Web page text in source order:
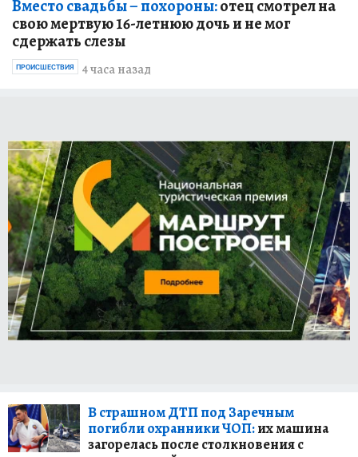
Вместо свадьбы – похороны:отец смотрел на
свою мертвую 16-летнюю дочь и не мог
сдержать слезы
4 часа назад
ПРОИСШЕСТВИЯ
В страшном ДТП под Заречным
погибли охранники ЧОП:их машина
загорелась после столкновения с